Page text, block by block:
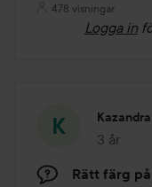
478 visningar
Logga in
Kazandra
3 år
Inlägget
Rätt färg